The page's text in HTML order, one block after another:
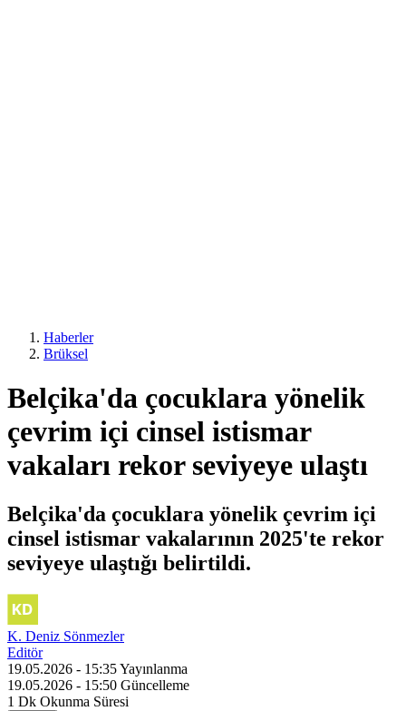
Haberler
Brüksel
Belçika'da çocuklara yönelik
çevrim içi cinsel istismar
vakaları rekor seviyeye ulaştı
Belçika'da çocuklara yönelik çevrim içi
cinsel istismar vakalarının 2025'te rekor
seviyeye ulaştığı belirtildi.
K. Deniz Sönmezler
Editör
19.05.2026 - 15:35Yayınlanma
19.05.2026 - 15:50 Güncelleme
1 Dk Okunma Süresi